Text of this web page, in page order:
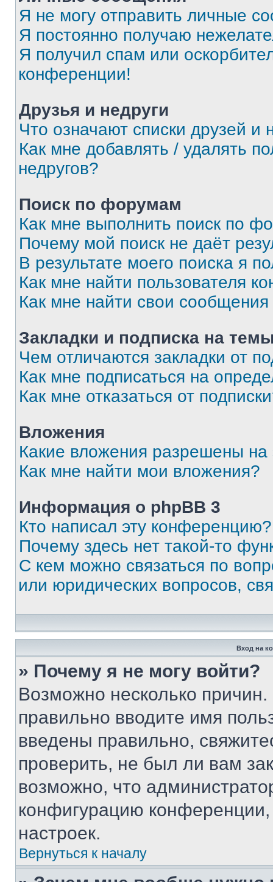
Я не могу отправить личные
Я постоянно получаю
Я получил спам или
конференции!
Друзья и недруги
Что означают списки друзей и
Как мне добавлять / удалять
недругов?
Поиск по форумам
Как мне выполнить поиск по
Почему мой поиск не даёт
В результате моего поиска я
Как мне найти пользователя
Как мне найти свои
Закладки и подписка на
Чем отличаются закладки от
Как мне подписаться на
Как мне отказаться от
Вложения
Какие вложения разрешены
Как мне найти мои вложения?
Информация о phpBB 3
Кто написал эту конференцию?
Почему здесь нет такой-то
С кем можно связаться по
или юридических вопросов,
Вход на
» Почему я не могу войти?
Возможно несколько
правильно вводите имя
введены правильно,
проверить, не был ли вам
возможно, что
конфигурацию
настроек.
Вернуться к началу